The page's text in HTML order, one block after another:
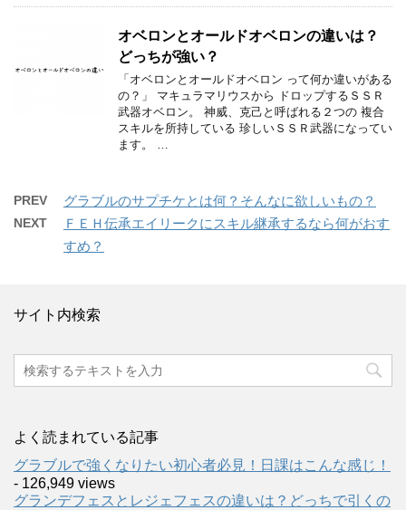
オベロンとオールドオベロンの違いは？
どっちが強い？
「オベロンとオールドオベロン って何か違いがある
の？」 マキュラマリウスから ドロップするＳＳＲ
武器オベロン。 神威、克己と呼ばれる２つの 複合
スキルを所持している 珍しいＳＳＲ武器になってい
ます。 …
PREV グラブルのサプチケとは何？そんなに欲しいもの？
NEXT
ＦＥＨ伝承エイリークにスキル継承するなら何がおす
すめ？
サイト内検索
よく読まれている記事
グラブルで強くなりたい初心者必見！日課はこんな感じ！
- 126,949 views
グランデフェスとレジェフェスの違いは？どっちで引くの